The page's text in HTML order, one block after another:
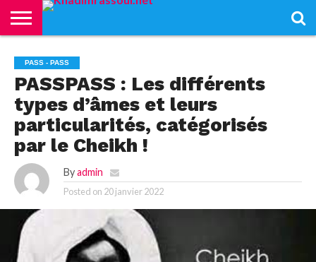
KHADIMRASSOUL
LE
MOURIDISME
ACTUALITÉS
CONTRIBUTIONS
PASS
–
PASS
NETALI
BOROM
NDAME
L’ISLAM
VIDÉOS
PASS - PASS
PASSPASS : Les différents
types d’âmes et leurs
particularités, catégorisés
par le Cheikh !
By admin
Posted on 20 janvier 2022